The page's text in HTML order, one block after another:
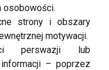
osobowości.
strony i obszary
motywacji.
perswazji lub
– poprzez